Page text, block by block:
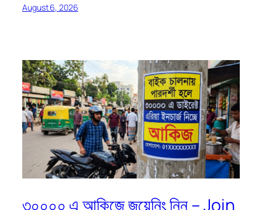
August 6, 2026
৩০০০০ এ আকিজে জয়েনিং নিন – Join